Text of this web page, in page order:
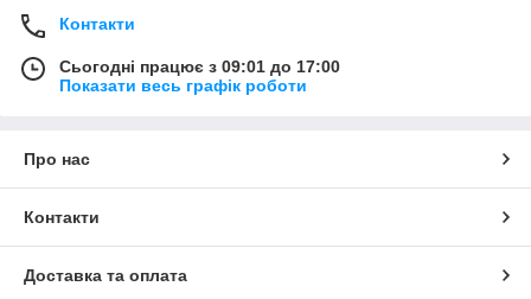
Контакти
Сьогодні працює з 09:01 до 17:00
Показати весь графік роботи
Про нас
Контакти
Доставка та оплата